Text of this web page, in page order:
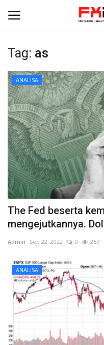
Login
Home
PROFIRM
Tentang Kami
Contact
STRATEGI
ANALISA
CRYPTO
SAHAM
BROKER
Tag: as
ANALISA
The Fed beserta
mengejutkannya.
Admin Sep 22, 2022 0 267
ANALISA